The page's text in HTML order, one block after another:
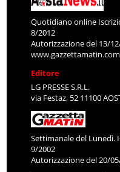
Quotidiano online
8/2012
Autorizzazione del 13/
www.gazzettamatin.com
Editore
LG PRESSE S.R.L.
via Festaz, 52 11100
Settimanale del Lunedì.
9/2002
Autorizzazione del 20/